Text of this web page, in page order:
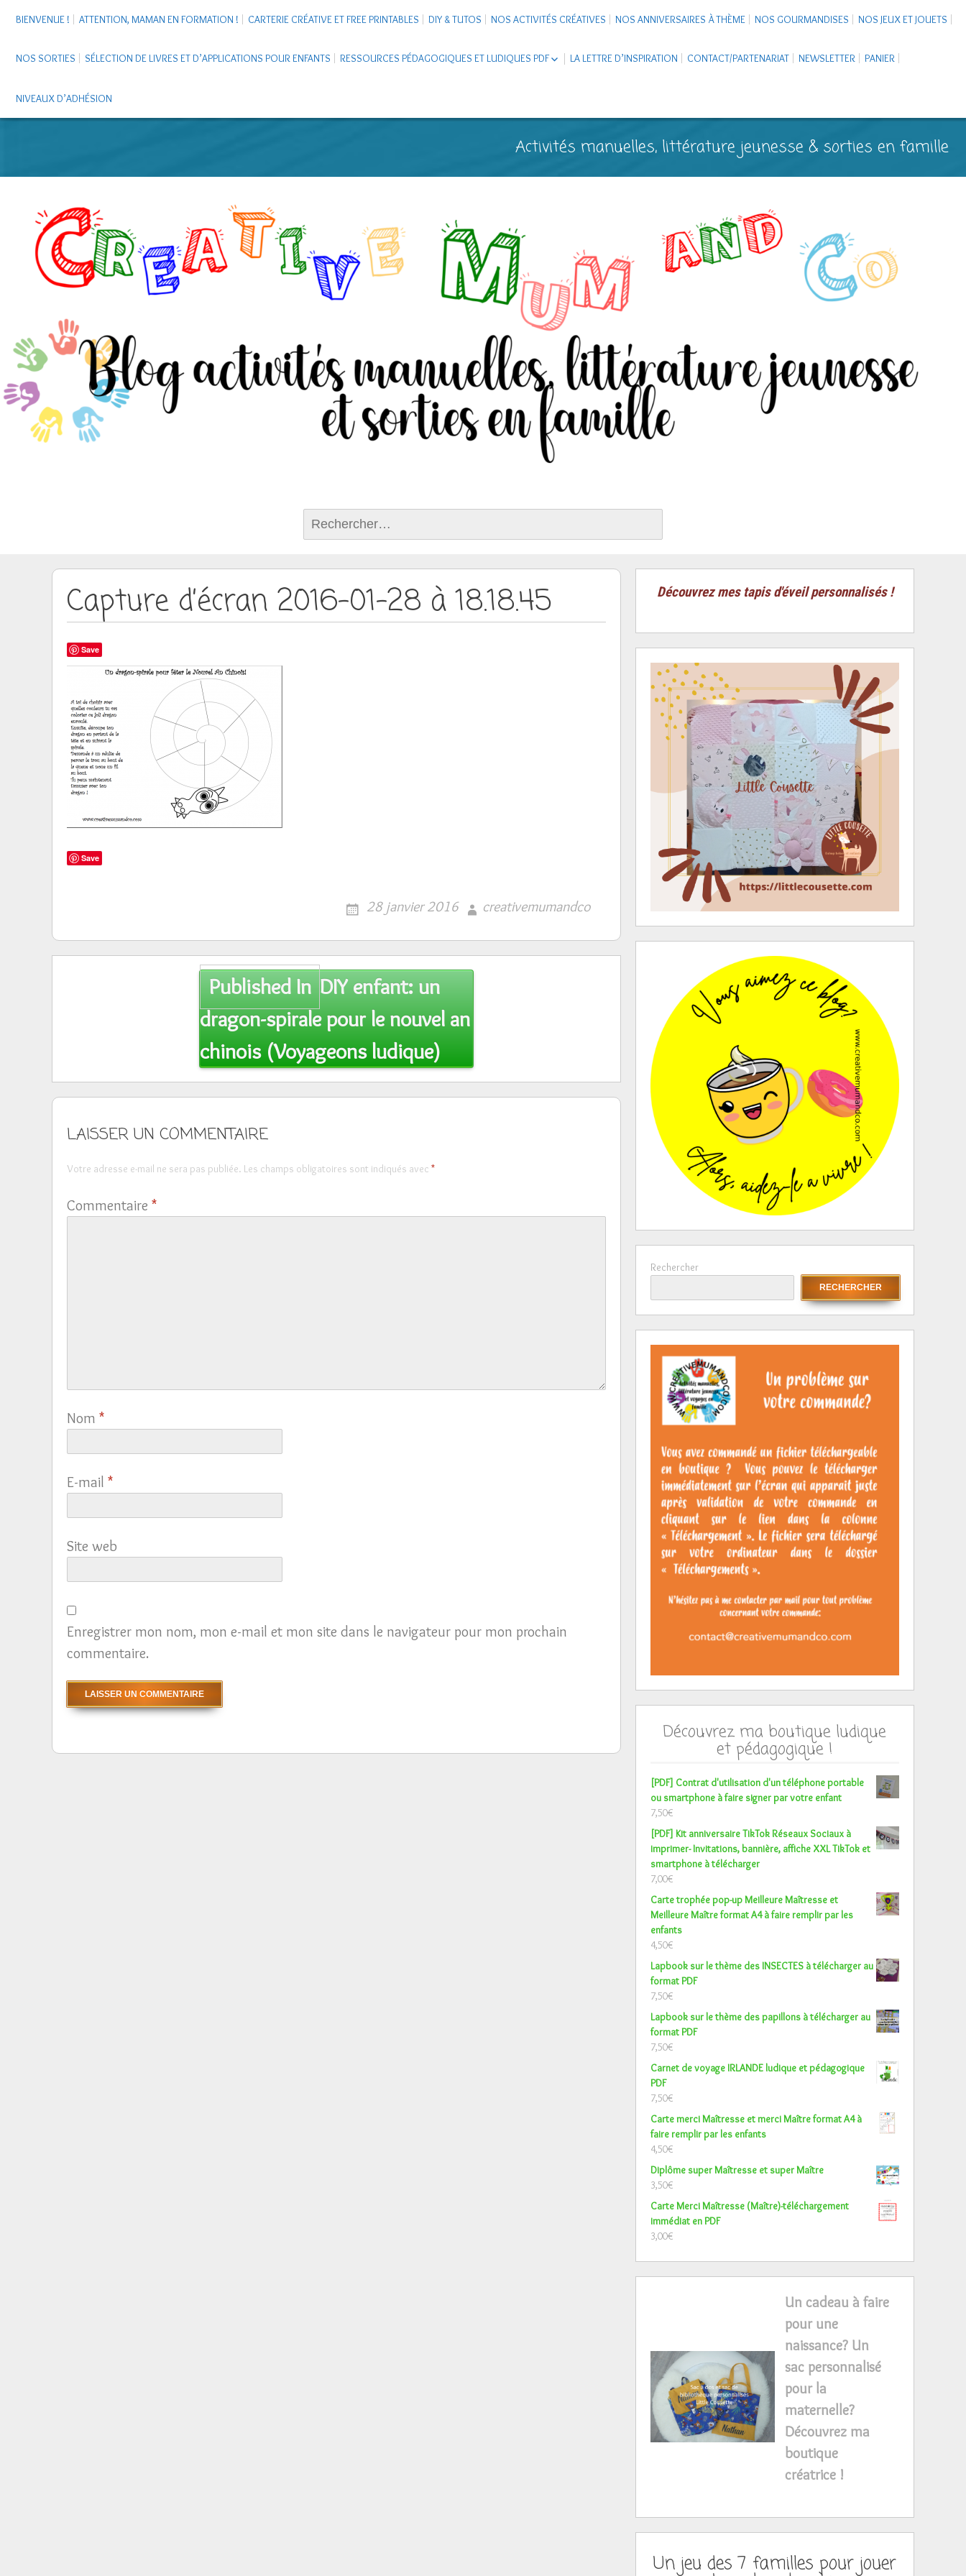
BIENVENUE ! ATTENTION, MAMAN EN FORMATION ! CARTERIE CRÉATIVE ET FREE PRINTABLES DIY & TUTOS NOS ACTIVITÉS CRÉATIVES NOS ANNIVERSAIRES À THÈME NOS GOURMANDISES NOS JEUX ET JOUETS
NOS SORTIES SÉLECTION DE LIVRES ET D’APPLICATIONS POUR ENFANTS RESSOURCES PÉDAGOGIQUES ET LUDIQUES PDF
CARNETS DE VOYAGE ENFANTS
LA LETTRE D’INSPIRATION CONTACT/PARTENARIAT NEWSLETTER PANIER
NIVEAUX D’ADHÉSION
Activités manuelles, littérature jeunesse & sorties en famille
Capture d’écran 2016-01-28 à 18.18.45
Save
Save
28 janvier 2016 creativemumandco
Published In DIY enfant: un
dragon-spirale pour le nouvel an
chinois (Voyageons ludique)
LAISSER UN COMMENTAIRE
Votre adresse e-mail ne sera pas publiée. Les champs obligatoires sont indiqués avec *
Commentaire *
Nom *
E-mail *
Site web
Enregistrer mon nom, mon e-mail et mon site dans le navigateur pour mon prochain
commentaire.
Découvrez mes tapis d'éveil personnalisés !
Rechercher
RECHERCHER
Découvrez ma boutique ludique
et pédagogique !
[PDF] Contrat d'utilisation d'un téléphone portable
ou smartphone à faire signer par votre enfant
7,50€
[PDF] Kit anniversaire TikTok Réseaux Sociaux à
imprimer- Invitations, bannière, affiche XXL TikTok et
smartphone à télécharger
7,00€
Carte trophée pop-up Meilleure Maîtresse et
Meilleure Maître format A4 à faire remplir par les
enfants
4,50€
Lapbook sur le thème des INSECTES à télécharger au
format PDF
7,50€
Lapbook sur le thème des papillons à télécharger au
format PDF
7,50€
Carnet de voyage IRLANDE ludique et pédagogique
PDF
7,50€
Carte merci Maîtresse et merci Maître format A4 à
faire remplir par les enfants
4,50€
Diplôme super Maîtresse et super Maître
3,50€
Carte Merci Maîtresse (Maître)-téléchargement
immédiat en PDF
3,00€
Un cadeau à faire
pour une
naissance? Un
sac personnalisé
pour la
maternelle?
Découvrez ma
boutique
créatrice !
Un jeu des 7 familles pour jouer